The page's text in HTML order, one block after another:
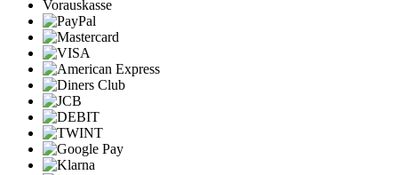
Vorauskasse